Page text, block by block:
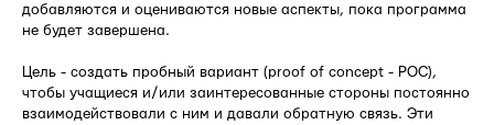
добавляются и оцениваются новые аспекты, пока программа
не будет завершена.
Цель - создать пробный вариант (proof of concept - POC),
чтобы учащиеся и/или заинтересованные стороны постоянно
взаимодействовали с ним и давали обратную связь. Эти